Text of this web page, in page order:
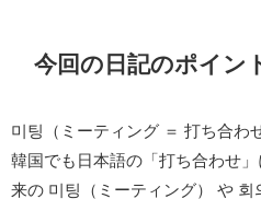
今回の日記のポイン
미팅（ミーティング ＝ 打ち合わ
韓国でも日本語の「打ち合わせ
来の 미팅（ミーティング） や